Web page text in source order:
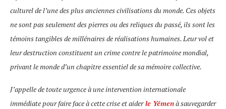
culturel de l’une des plus anciennes civilisations du monde. Ces objets
ne sont pas seulement des pierres ou des reliques du passé, ils sont les
témoins tangibles de millénaires de réalisations humaines. Leur vol et
leur destruction constituent un crime contre le patrimoine mondial,
privant le monde d’un chapitre essentiel de sa mémoire collective.
J’appelle de toute urgence à une intervention internationale
immédiate pour faire face à cette crise et aiderle Yémenà sauvegarder